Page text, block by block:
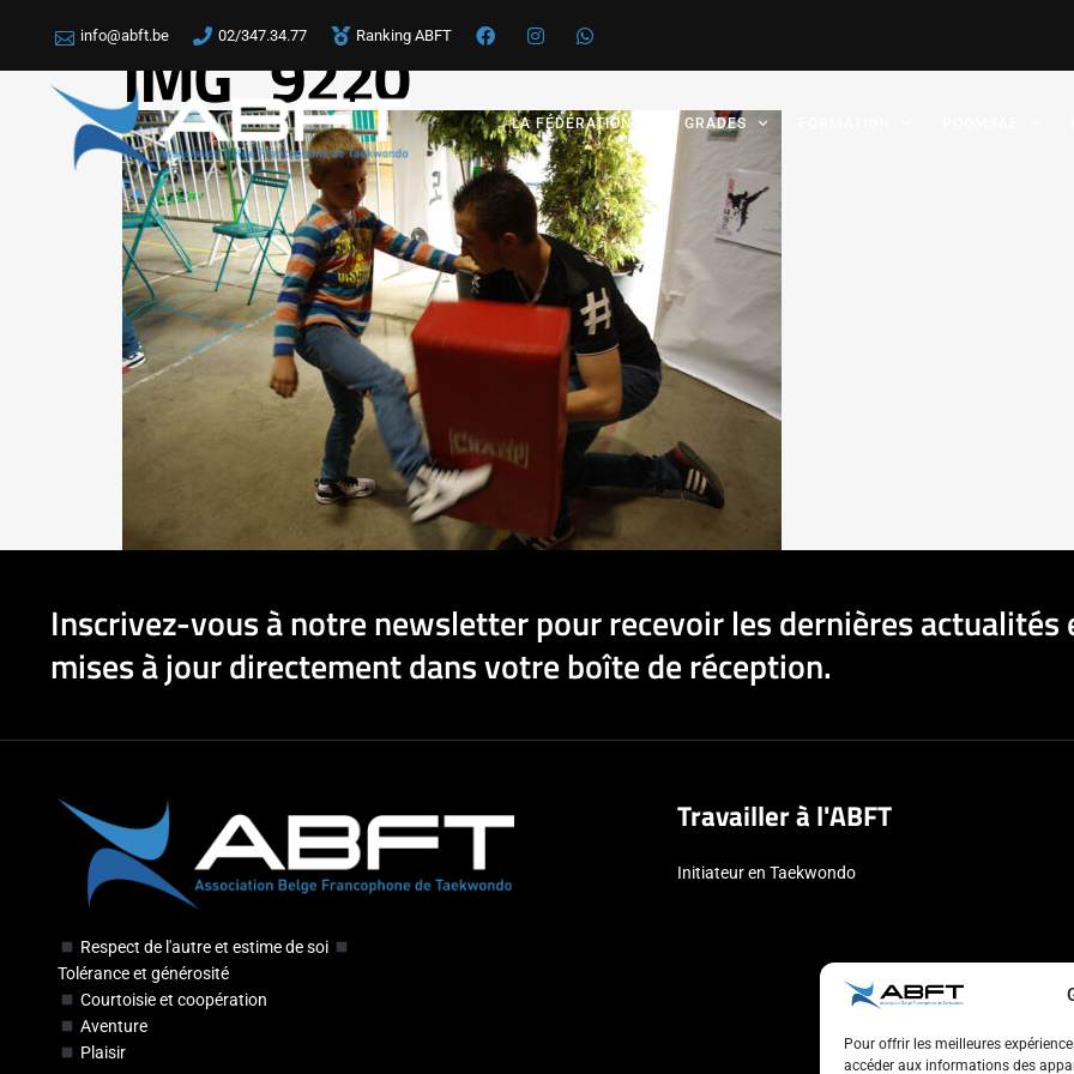
Pour offrir les meilleures
accéder aux informations des
info@abft.be 02/347.34.77 Ranking ABFT
LA FÉDÉRATION GRADES
IMG_9220
Inscrivez-vous à notre newsletter pour recevoir les dernières actualités
mises à jour directement dans votre boîte de réception.
Respect de l'autre et estime de soi
Tolérance et générosité
Courtoisie et coopération
Aventure
Plaisir
Travailler à l'ABFT
Initiateur en Taekwondo